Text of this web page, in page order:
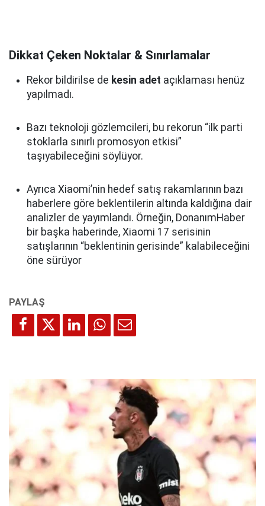
Dikkat Çeken Noktalar & Sınırlamalar
Rekor bildirilse de kesin adet açıklaması henüz
yapılmadı.
Bazı teknoloji gözlemcileri, bu rekorun “ilk parti
stoklarla sınırlı promosyon etkisi”
taşıyabileceğini söylüyor.
Ayrıca Xiaomi’nin hedef satış rakamlarının bazı
haberlere göre beklentilerin altında kaldığına dair
analizler de yayımlandı. Örneğin, DonanımHaber
bir başka haberinde, Xiaomi 17 serisinin
satışlarının “beklentinin gerisinde” kalabileceğini
öne sürüyor